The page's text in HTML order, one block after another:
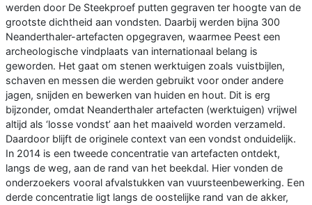
werden door De Steekproef putten gegraven ter hoogte van de
grootste dichtheid aan vondsten. Daarbij werden bijna 300
Neanderthaler-artefacten opgegraven, waarmee Peest een
archeologische vindplaats van internationaal belang is
geworden. Het gaat om stenen werktuigen zoals vuistbijlen,
schaven en messen die werden gebruikt voor onder andere
jagen, snijden en bewerken van huiden en hout. Dit is erg
bijzonder, omdat Neanderthaler artefacten (werktuigen) vrijwel
altijd als ‘losse vondst’ aan het maaiveld worden verzameld.
Daardoor blijft de originele context van een vondst onduidelijk.
In 2014 is een tweede concentratie van artefacten ontdekt,
langs de weg, aan de rand van het beekdal. Hier vonden de
onderzoekers vooral afvalstukken van vuursteenbewerking. Een
derde concentratie ligt langs de oostelijke rand van de akker,